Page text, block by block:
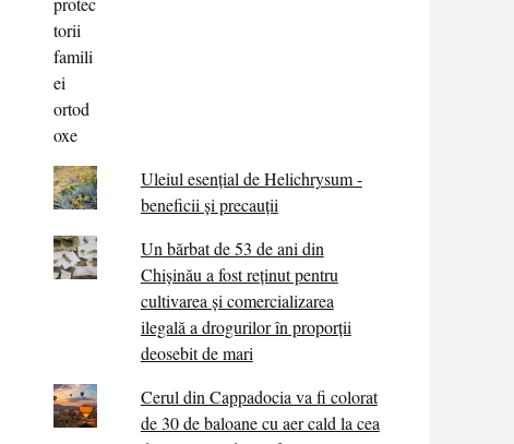
Uleiul esențial de Helichrysum -
beneficii și precauții
Un bărbat de 53 de ani din
Chișinău a fost reținut pentru
cultivarea și comercializarea
ilegală a drogurilor în proporții
deosebit de mari
Cerul din Cappadocia va fi colorat
de 30 de baloane cu aer cald la cea